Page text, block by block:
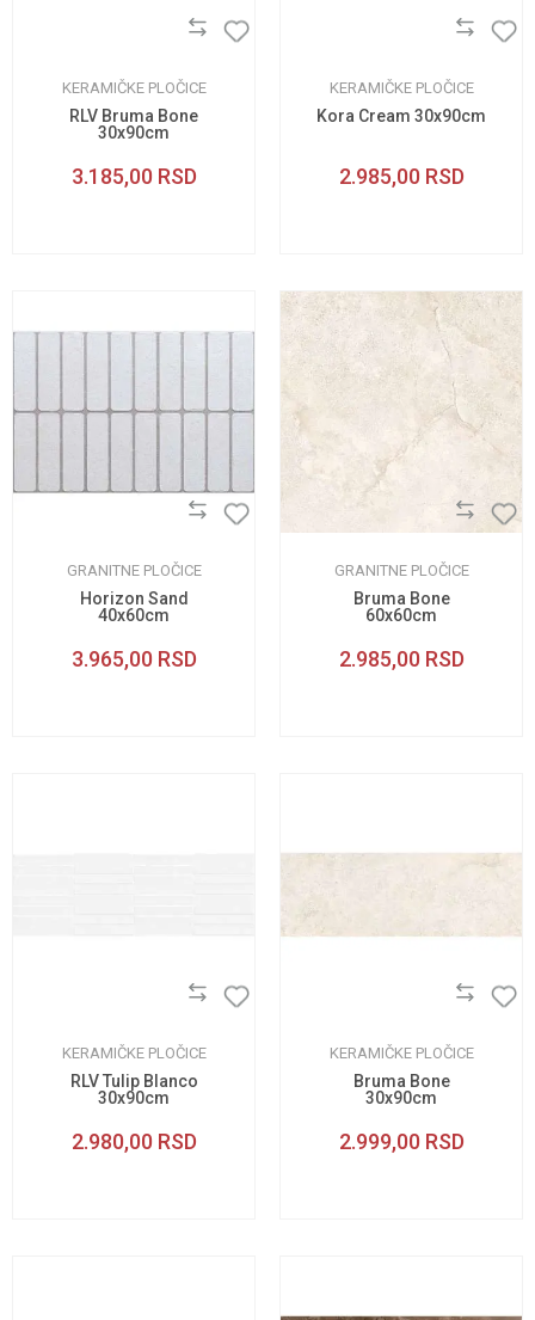
KERAMIČKE PLOČICE
RLV Bruma Bone
30x90cm
3.185,00 RSD
KERAMIČKE PLOČICE
Kora Cream 30x90cm
2.985,00 RSD
GRANITNE PLOČICE
Horizon Sand
40x60cm
3.965,00 RSD
GRANITNE PLOČICE
Bruma Bone
60x60cm
2.985,00 RSD
KERAMIČKE PLOČICE
RLV Tulip Blanco
30x90cm
2.980,00 RSD
KERAMIČKE PLOČICE
Bruma Bone
30x90cm
2.999,00 RSD